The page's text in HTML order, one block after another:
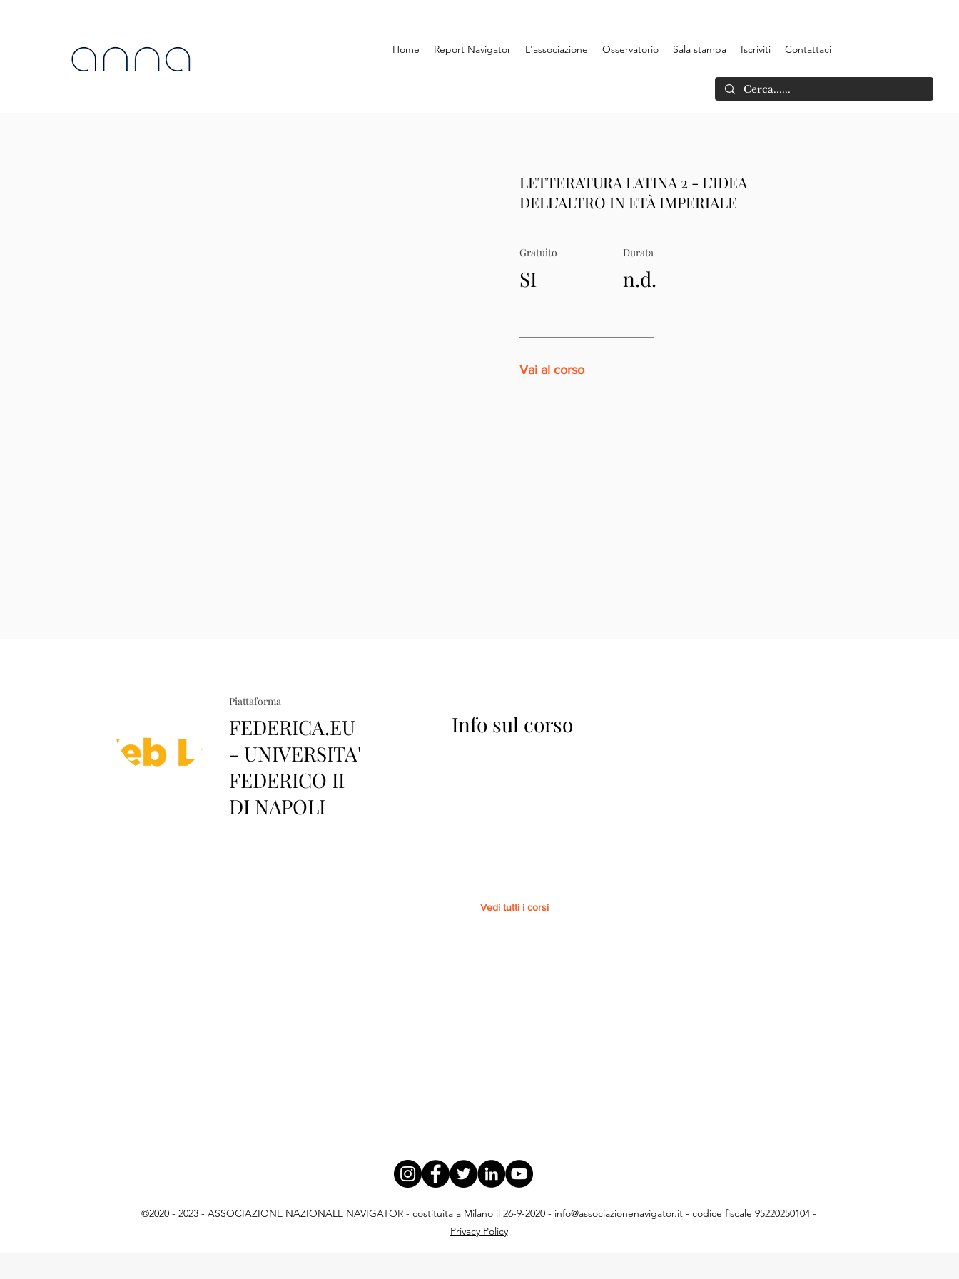
Home Report Navigator L'associazione Osservatorio Sala stampa Iscriviti Contattaci
LETTERATURA LATINA 2 - L’IDEA
DELL’ALTRO IN ETÀ IMPERIALE
Gratuito
SI
Durata
n.d.
Vai al corso
Piattaforma
FEDERICA.EU
- UNIVERSITA'
FEDERICO II
DI NAPOLI
Info sul corso
Vedi tutti i corsi
©2020 - 2023 - ASSOCIAZIONE NAZIONALE NAVIGATOR - costituita a Milano il 26-9-2020 - info@associazionenavigator.it - codice fiscale 95220250104 -
Privacy Policy